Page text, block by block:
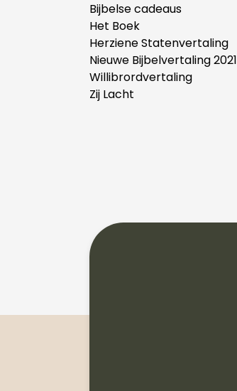
Bijbelse cadeaus
Het Boek
Herziene Statenvertaling
Nieuwe Bijbelvertaling 2021
Willibrordvertaling
Zij Lacht